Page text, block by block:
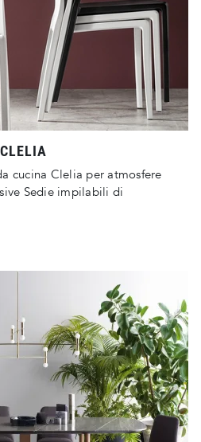
CLELIA
cucina Clelia per atmosfere
Sedie impilabili di